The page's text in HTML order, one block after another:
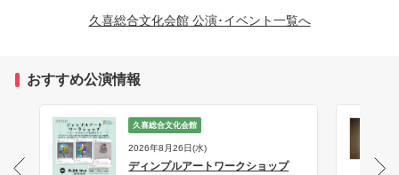
久喜総合文化会館 公演･イベント一覧へ
おすすめ公演情報
久喜総合文化会館
2026年8月26日(水)
ディンプルアートワークショップ